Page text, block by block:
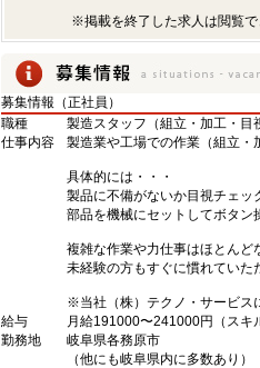
※掲載を終了した求人は閲覧で
募集情報（正社員）
職種
製造スタッフ（組立・加工・目
仕事内容
製造業や工場での作業（組立・
具体的には・・・
製品に不備がないか目視チェッ
部品を機械にセットしてボタン
複雑な作業や力仕事はほとんど
未経験の方もすぐに慣れていた
※当社（株）テクノ・サービス
給与
月給191000〜241000円（スキ
勤務地
岐阜県各務原市
（他にも岐阜県内に多数あり）